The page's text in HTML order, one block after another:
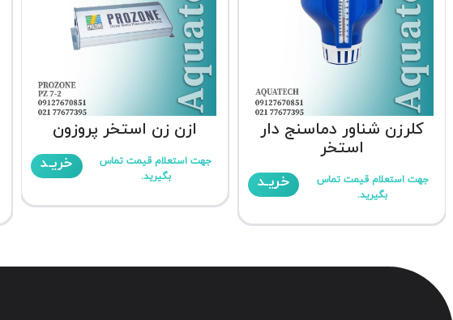
کلرزن شناور دماسنج دار
استخر
جهت استعلام قیمت تماس
بگیرید.
خریـد
ازن زن استخر پروزون
جهت استعلام قیمت تماس
بگیرید.
خریـد